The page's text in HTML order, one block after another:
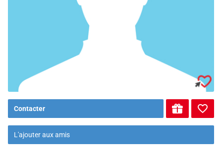
Contacter
L'ajouter aux amis